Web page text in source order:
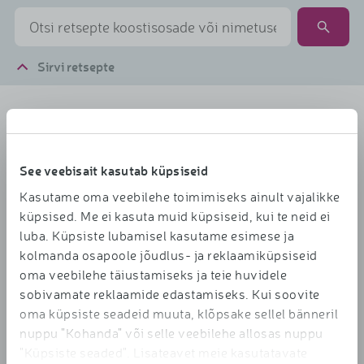
See veebisait kasutab küpsiseid
Kasutame oma veebilehe toimimiseks ainult vajalikke
küpsised. Me ei kasuta muid küpsiseid, kui te neid ei
luba. Küpsiste lubamisel kasutame esimese ja
kolmanda osapoole jõudlus- ja reklaamiküpsiseid
oma veebilehe täiustamiseks ja teie huvidele
sobivamate reklaamide edastamiseks. Kui soovite
oma küpsiste seadeid muuta, klõpsake sellel bänneril
nuppu "Kohanda" või selle veebilehe allosas nuppu
"Küpsiste seaded". Lisateavet meie kasutatavate
Sirvi retsepte
Õhtusöök
Magustoidud
Suupisted
Joogid